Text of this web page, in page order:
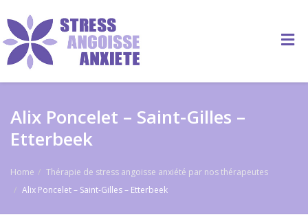
Alix Poncelet – Saint-Gilles –
Etterbeek
Home
Thérapie de stress angoisse anxiété par nos thérapeutes
Alix Poncelet – Saint-Gilles – Etterbeek